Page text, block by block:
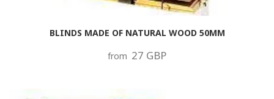
BLINDS MADE OF NATURAL WOOD 50MM
from 27 GBP